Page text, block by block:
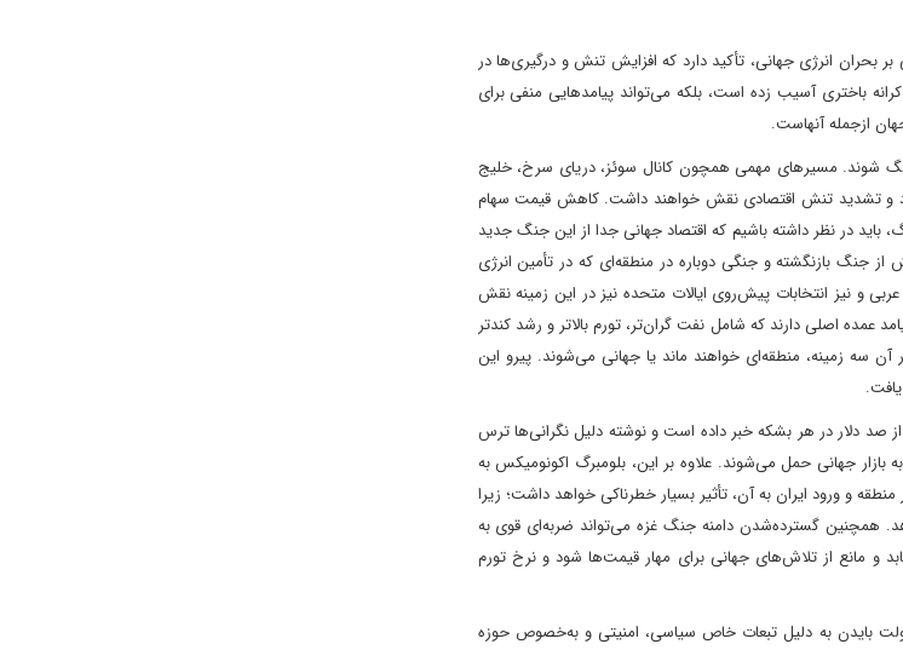
بحران انرژی جهانی، تأکید دارد که افزایش تنش‌ و درگیری‌ها در
باختری آسیب‌ زده است، بلکه می‌تواند پیامدهایی منفی برای
شوند. مسیرهای مهمی همچون کانال سوئز، دریای سرخ، خلیج‌
و تشدید تنش اقتصادی نقش خواهند داشت. کاهش قیمت سهام
در نظر داشته باشیم که اقتصاد جهانی جدا از این جنگ جدید
جنگ بازنگشته و جنگی دوباره در منطقه‌ای که در تأمین انرژی
و نیز انتخابات پیش‌روی ایالات متحده نیز در این زمینه نقش
عمده اصلی دارند که شامل نفت گران‌تر، تورم بالاتر و رشد کندتر
سه زمینه، منطقه‌ای خواهند ماند یا جهانی می‌شوند. پیرو این
از صد دلار در هر بشکه خبر داده است و نوشته دلیل نگرانی‌ها ترس
جهانی حمل می‌شوند. علاوه بر این، بلومبرگ اکونومیکس به
و ورود ایران به آن، تأثیر بسیار خطرناکی خواهد داشت؛ زیرا
جهانی باشد و قیمت نفت را تا بشکه‌ای ۱۵۰ دلار افزایش دهد. همچنین گسترده‌شدن دامنه جنگ غزه می‌تواند ضربه‌ای قوی به
سال آتی میلادی به‌جای ۲.۷ درصد به ۱.۷ درصد کاهش یابد و مانع از تلاش‌های جهانی برای مهار قیمت‌ها شود و نرخ تورم
بایدن به دلیل تبعات خاص سیاسی، امنیتی و به‌خصوص حوزه